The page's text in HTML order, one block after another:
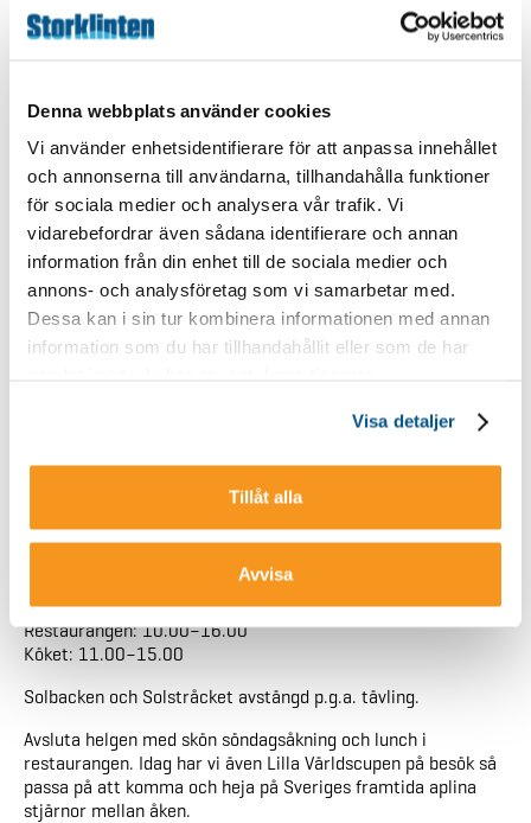
Denna webbplats använder cookies
Vi använder enhetsidentifierare för att anpassa innehållet
och annonserna till användarna, tillhandahålla funktioner
för sociala medier och analysera vår trafik. Vi
vidarebefordrar även sådana identifierare och annan
information från din enhet till de sociala medier och
annons- och analysföretag som vi samarbetar med.
Dessa kan i sin tur kombinera informationen med annan
information som du har tillhandahållit eller som de har
Visa detaljer
Tillåt alla
Avvisa
Restaurangen håller stängt men bredvid skidshopen kommer
det att finnas enklare luncher samt mikrovågsugn för att
restaurangbyggnaden.
Fredag 27/3
Backen: 10.00 – 16.00 & 17.00–20.00 (kvällsåkning i
centrumområdet)
Restaurangen: 17.00–20.00
Köket: 17.00–19.00
Starta helgen med kvällsåkning och något gott att äta i
restaurangen.
Lördag 28/3
En heldag på berget – ta en paus för lunch mitt på dagen
eller stanna kvar för middag efter sista åket. Idag har vi även
på Sveriges framtida aplina stjärnor mellan åken.
Backen: 10.00–16.00
Restaurangen: 10.00–16.00
Köket: 11.00–15.00
Solbacken och Solstråcket avstängd p.g.a. tävling.
Avsluta helgen med skön söndagsåkning och lunch i
restaurangen. Idag har vi även Lilla Världscupen på besök så
passa på att komma och heja på Sveriges framtida aplina
stjärnor mellan åken.